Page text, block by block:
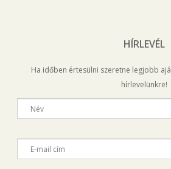
HÍRLEVÉL
Ha időben értesülni szeretne legjobb
hírlevelünkre!
Név
E-mail cím